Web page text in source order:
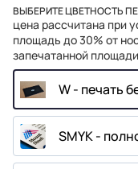
ВЫБЕРИТЕ ЦВЕТНОСТЬ
цена рассчитана при
площадь до 30% от
запечатанной
W - печать
SMYK -